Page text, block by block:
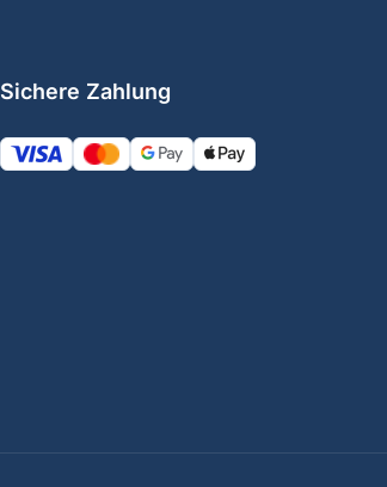
Sichere Zahlung